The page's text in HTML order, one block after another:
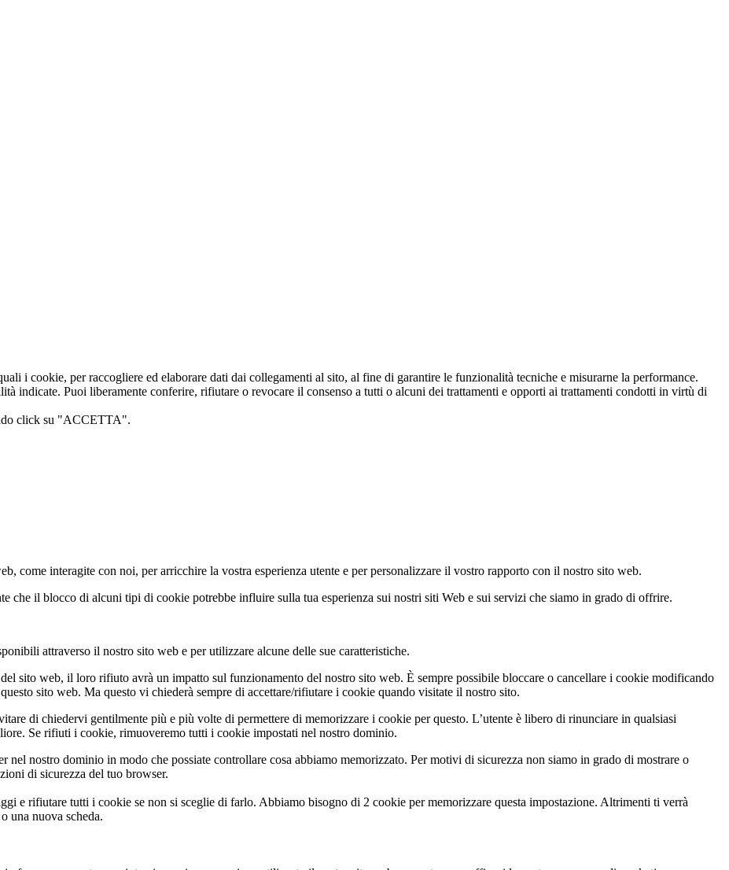
i cookie, per raccogliere ed elaborare dati dai collegamenti al sito, al fine di garantire le funzionalità tecniche e misurarne la performance.
indicate. Puoi liberamente conferire, rifiutare o revocare il consenso a tutti o alcuni dei trattamenti e opporti ai trattamenti condotti in virtù di
click su "ACCETTA".
come interagite con noi, per arricchire la vostra esperienza utente e per personalizzare il vostro rapporto con il nostro sito web.
che il blocco di alcuni tipi di cookie potrebbe influire sulla tua esperienza sui nostri siti Web e sui servizi che siamo in grado di offrire.
attraverso il nostro sito web e per utilizzare alcune delle sue caratteristiche.
sito web, il loro rifiuto avrà un impatto sul funzionamento del nostro sito web. È sempre possibile bloccare o cancellare i cookie modificando
sito web. Ma questo vi chiederà sempre di accettare/rifiutare i cookie quando visitate il nostro sito.
di chiedervi gentilmente più e più volte di permettere di memorizzare i cookie per questo. L’utente è libero di rinunciare in qualsiasi
Se rifiuti i cookie, rimuoveremo tutti i cookie impostati nel nostro dominio.
nostro dominio in modo che possiate controllare cosa abbiamo memorizzato. Per motivi di sicurezza non siamo in grado di mostrare o
di sicurezza del tuo browser.
e rifiutare tutti i cookie se non si sceglie di farlo. Abbiamo bisogno di 2 cookie per memorizzare questa impostazione. Altrimenti ti verrà
una nuova scheda.